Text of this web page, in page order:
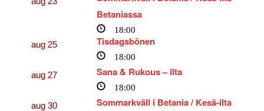
Betaniassa
18:00
aug 25 Tisdagsbönen
18:00
aug 27 Sana & Rukous – ilta
18:00
aug 30
Sommarkväll i Betania / Kesä-ilta